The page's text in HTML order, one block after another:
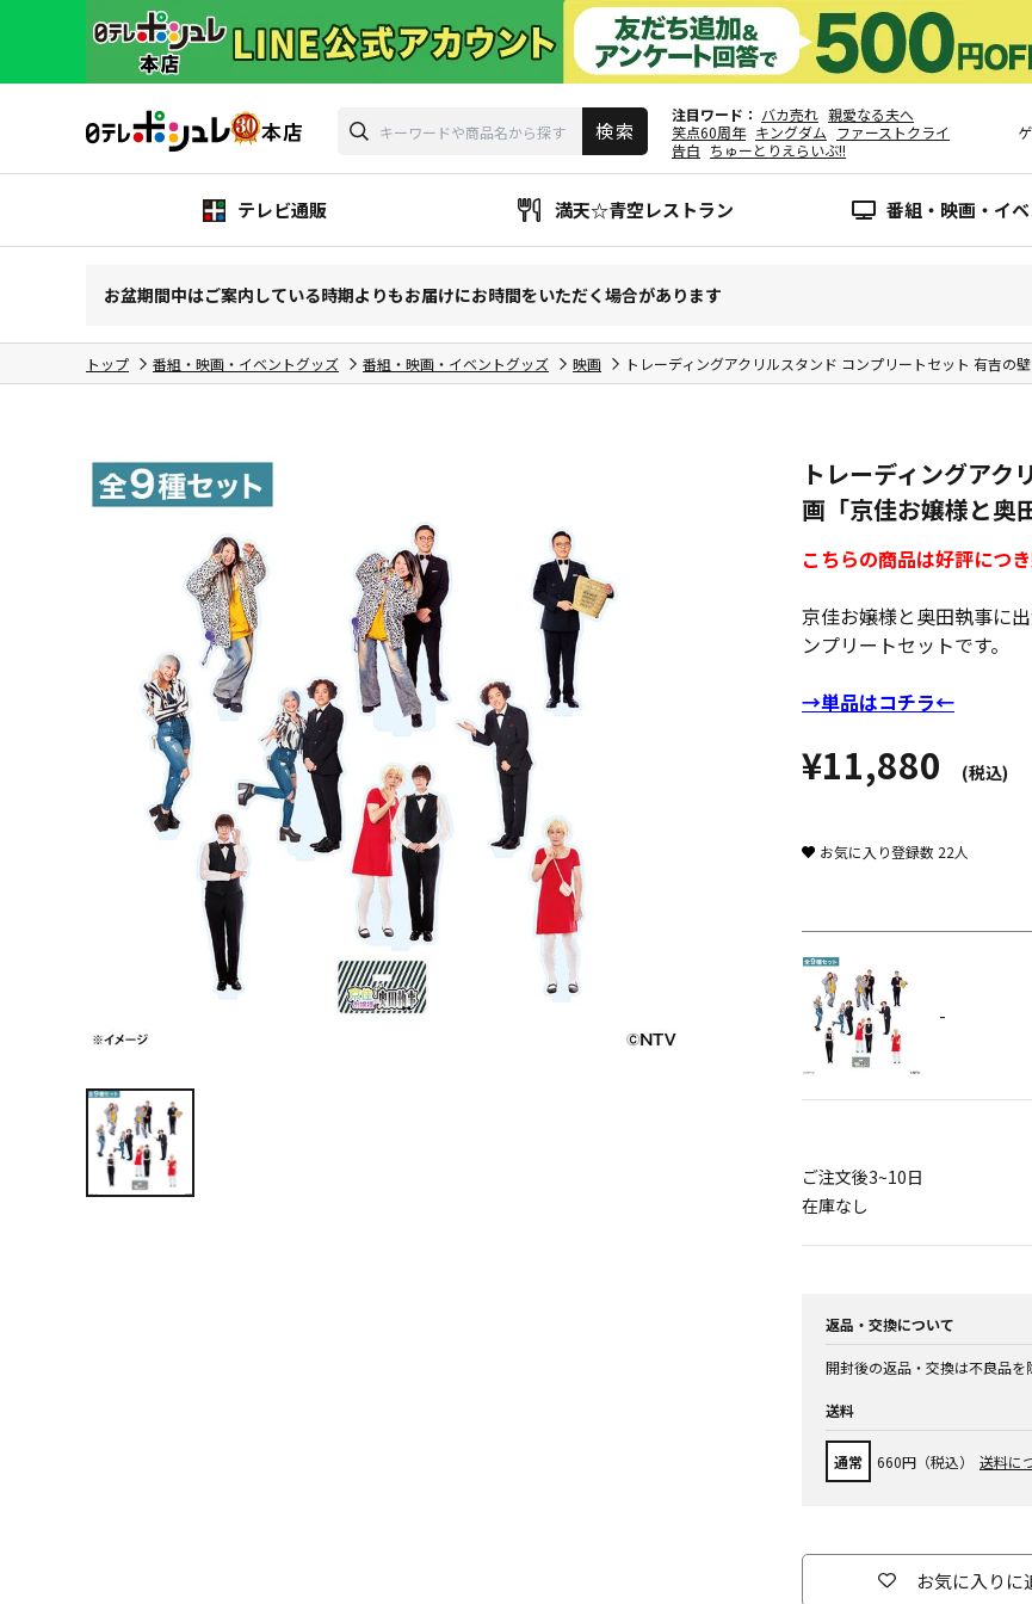
注目ワード バカ売れ 親愛なる夫へ
笑点60周年 キングダム ファーストクライ
告白 ちゅーとりえらいぶ!!
テレビ通販 満天☆青空レストラン 番組・映画・イ
お盆期間中はご案内している時期よりもお届けにお時間をいただく場合があります
トップ 番組・映画・イベントグッズ 番組・映画・イベントグッズ 映画 トレーディングアクリルスタンド コンプリートセット 有吉の
トレーディングアク
画「京佳お嬢様と奥
こちらの商品は好評につ
京佳お嬢様と奥田執事に
ンプリートセットです。
→単品はコチラ←
¥11,880 (税込)
お気に入り登録数 22人
-
ご注文後3~10日
在庫なし
返品・交換について
開封後の返品・交換は不良品を
送料
通常 660円（税込） 送料に
お気に入りに